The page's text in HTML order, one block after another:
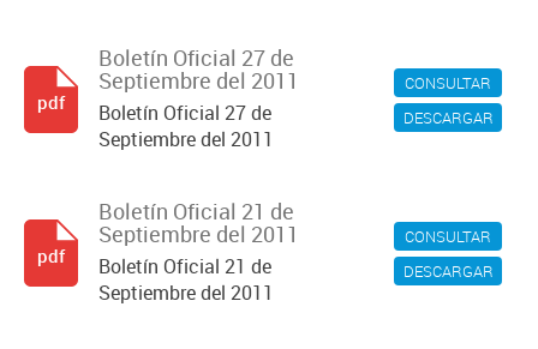
CONSULTAR
DESCARGAR
Boletín Oficial 27 de
Septiembre del 2011
Boletín Oficial 27 de
Septiembre del 2011
pdf
CONSULTAR
DESCARGAR
Boletín Oficial 21 de
Septiembre del 2011
Boletín Oficial 21 de
Septiembre del 2011
pdf